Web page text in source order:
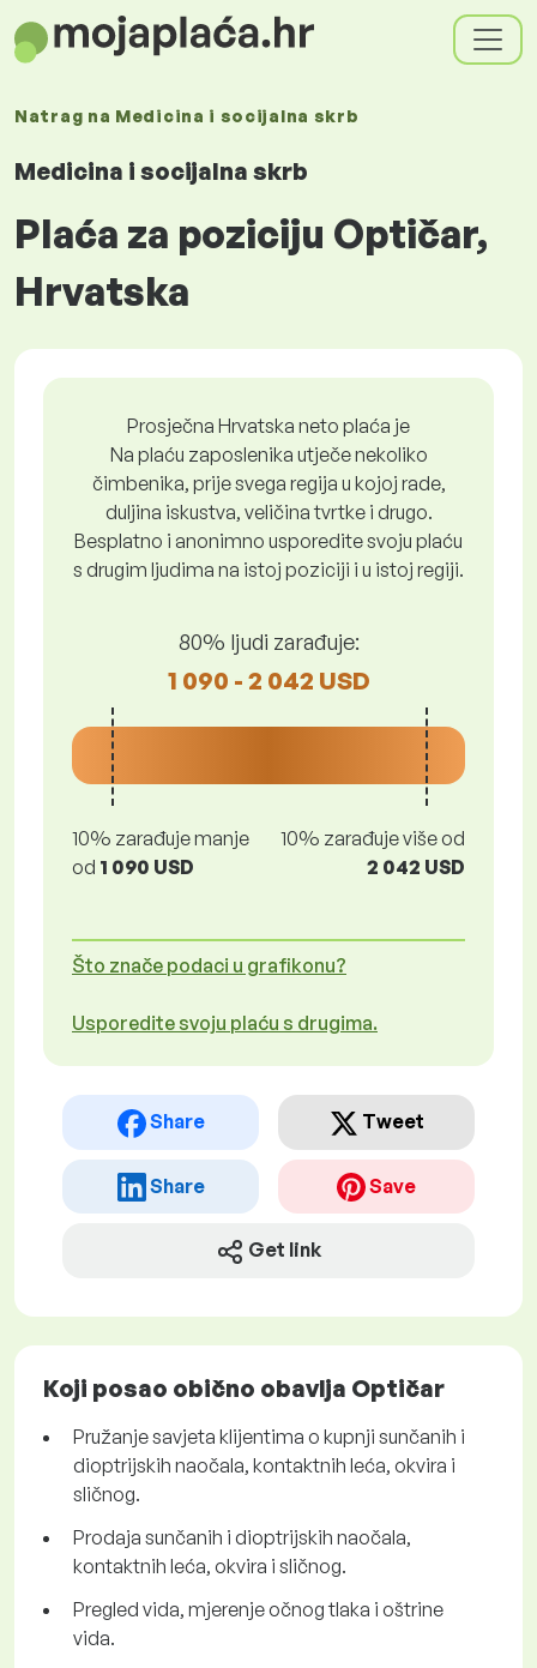
Natrag na Medicina i socijalna skrb
Medicina i socijalna skrb
Plaća za poziciju Optičar,
Hrvatska
Prosječna Hrvatska neto plaća je
Na plaću zaposlenika utječe nekoliko
čimbenika, prije svega regija u kojoj rade,
duljina iskustva, veličina tvrtke i drugo.
Besplatno i anonimno usporedite svoju plaću
s drugim ljudima na istoj poziciji i u istoj regiji.
80% ljudi zarađuje:
1 090 - 2 042 USD
10% zarađuje manje
od 1 090 USD
10% zarađuje više od
2 042 USD
Što znače podaci u grafikonu?
Usporedite svoju plaću s drugima.
Share Tweet
Share Save
Get link
Koji posao obično obavlja Optičar
Pružanje savjeta klijentima o kupnji sunčanih i
dioptrijskih naočala, kontaktnih leća, okvira i
sličnog.
Prodaja sunčanih i dioptrijskih naočala,
kontaktnih leća, okvira i sličnog.
Pregled vida, mjerenje očnog tlaka i oštrine
vida.